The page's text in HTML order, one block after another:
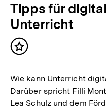
Tipps für
Unterricht
Inhalt
Wie kann Unterricht
Darüber spricht Filli
Lea Schulz und dem